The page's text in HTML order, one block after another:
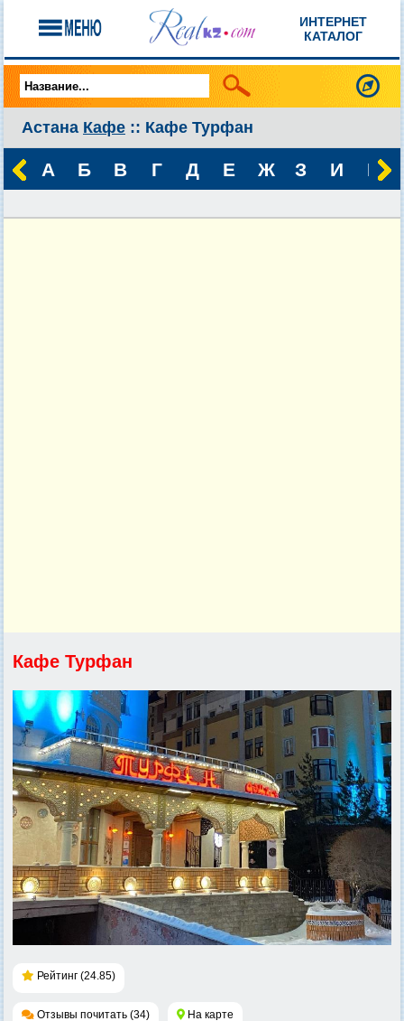
ИНТЕРНЕТ
КАТАЛОГ
Астана Кафе :: Кафе Турфан
А Б В Г Д Е Ж З И К
Кафе Турфан
Рейтинг (24.85)
Отзывы почитать (34) На карте